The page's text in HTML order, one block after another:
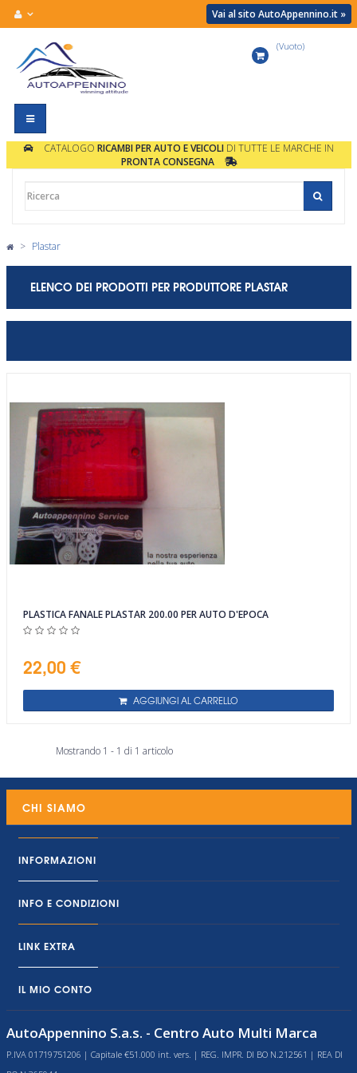
Vai al sito AutoAppennino.it »
Navigazione
Toggle
(Vuoto)
CATALOGO RICAMBI PER AUTO E VEICOLIDI TUTTE LE MARCHE IN
PRONTA CONSEGNA
> Plastar
ELENCO DEI PRODOTTI PER PRODUTTORE PLASTAR
PLASTICA FANALE PLASTAR 200.00 PER AUTO D'EPOCA
22,00 €
AGGIUNGI AL CARRELLO
Mostrando 1 - 1 di 1 articolo
CHI SIAMO
INFORMAZIONI
INFO E CONDIZIONI
LINK EXTRA
IL MIO CONTO
AutoAppennino S.a.s. - Centro Auto Multi Marca
P.IVA 01719751206 | Capitale €51.000 int. vers. | REG. IMPR. DI BO N.212561 | REA DI